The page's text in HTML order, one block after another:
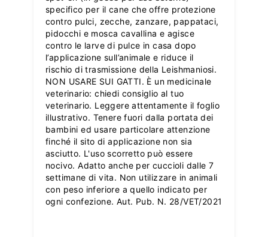
specifico per il cane che offre protezione
contro pulci, zecche, zanzare, pappataci,
pidocchi e mosca cavallina e agisce
contro le larve di pulce in casa dopo
l’applicazione sull’animale e riduce il
rischio di trasmissione della Leishmaniosi.
NON USARE SUI GATTI. È un medicinale
veterinario: chiedi consiglio al tuo
veterinario. Leggere attentamente il foglio
illustrativo. Tenere fuori dalla portata dei
bambini ed usare particolare attenzione
finché il sito di applicazione non sia
asciutto. L'uso scorretto può essere
nocivo. Adatto anche per cuccioli dalle 7
settimane di vita. Non utilizzare in animali
con peso inferiore a quello indicato per
ogni confezione. Aut. Pub. N. 28/VET/2021